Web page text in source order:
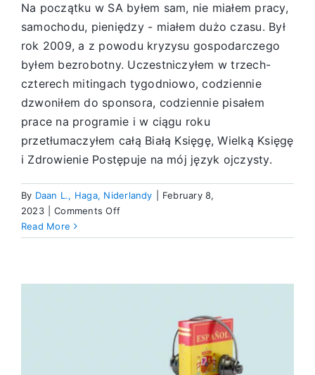
Na początku w SA byłem sam, nie miałem pracy,
samochodu, pieniędzy - miałem dużo czasu. Był
rok 2009, a z powodu kryzysu gospodarczego
byłem bezrobotny. Uczestniczyłem w trzech-
czterech mitingach tygodniowo, codziennie
dzwoniłem do sponsora, codziennie pisałem
prace na programie i w ciągu roku
przetłumaczyłem całą Białą Księgę, Wielką Księgę
i Zdrowienie Postępuje na mój język ojczysty.
By Daan L., Haga, Niderlandy
February 8,
2023
Comments Offon
czasu
rodziny
Read More